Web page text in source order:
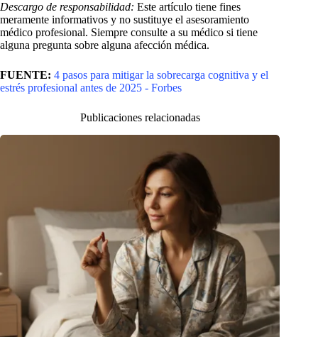
Descargo de responsabilidad: Este artículo tiene fines
meramente informativos y no sustituye el asesoramiento
médico profesional. Siempre consulte a su médico si tiene
alguna pregunta sobre alguna afección médica.
FUENTE: 4 pasos para mitigar la sobrecarga cognitiva y el
estrés profesional antes de 2025 - Forbes
Publicaciones relacionadas